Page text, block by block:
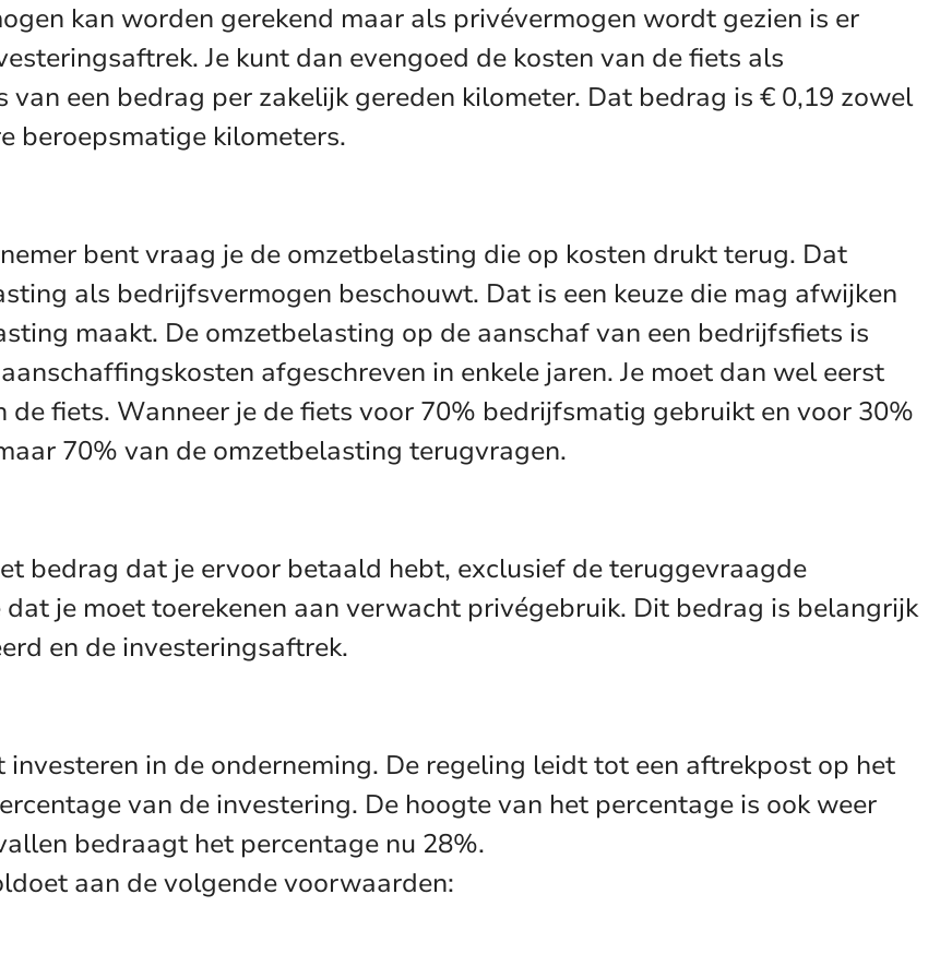
kan worden gerekend maar als privévermogen wordt gezien is er
Je kunt dan evengoed de kosten van de fiets als
een bedrag per zakelijk gereden kilometer. Dat bedrag is € 0,19 zowel
beroepsmatige kilometers.
bent vraag je de omzetbelasting die op kosten drukt terug. Dat
als bedrijfsvermogen beschouwt. Dat is een keuze die mag afwijken
maakt. De omzetbelasting op de aanschaf van een bedrijfsfiets is
afgeschreven in enkele jaren. Je moet dan wel eerst
fiets. Wanneer je de fiets voor 70% bedrijfsmatig gebruikt en voor 30%
70% van de omzetbelasting terugvragen.
bedrag dat je ervoor betaald hebt, exclusief de teruggevraagde
je moet toerekenen aan verwacht privégebruik. Dit bedrag is belangrijk
en de investeringsaftrek.
in de onderneming. De regeling leidt tot een aftrekpost op het
van de investering. De hoogte van het percentage is ook weer
bedraagt het percentage nu 28%.
aan de volgende voorwaarden: